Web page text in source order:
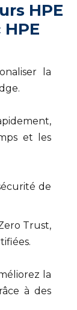
HPE
la
et les
de
Trust,
la
à des